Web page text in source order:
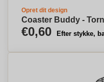
Opret dit design
Coaster Buddy -
€0,60 Efter stykke,